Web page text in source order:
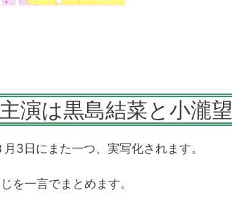
演は黒島結菜と小瀧望
3日にまた一つ、実写化されます。
を一言でまとめます。